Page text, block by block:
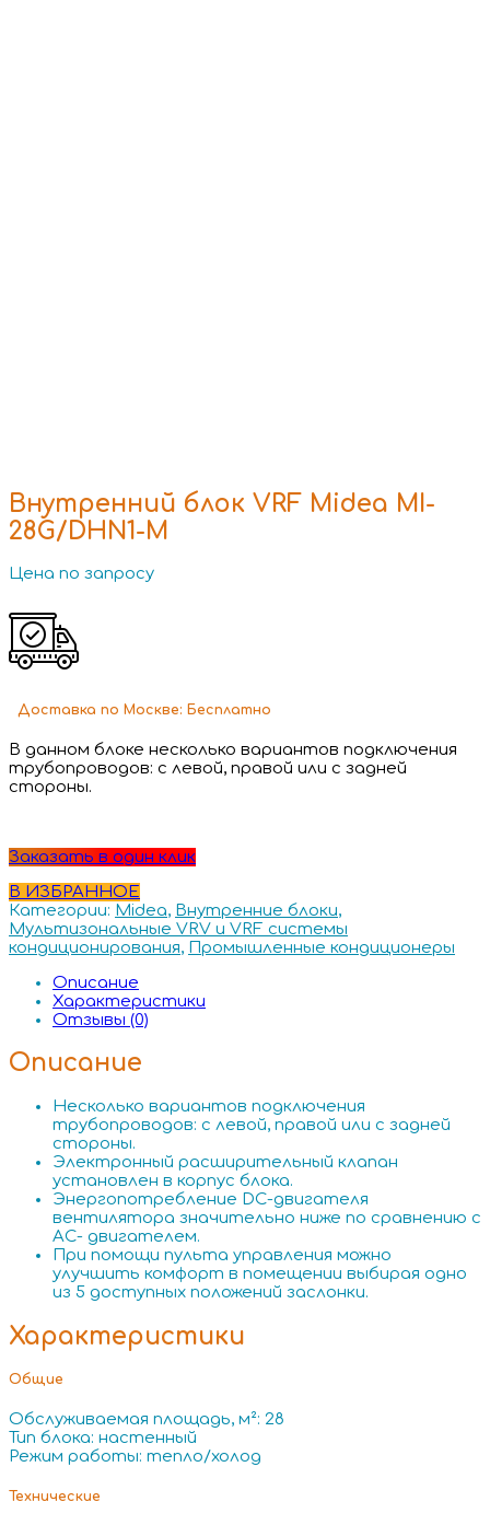
Внутренний блок VRF Midea MI-
28G/DHN1-M
Цена по запросу
Доставка по Москве: Бесплатно
В данном блоке несколько вариантов подключения
трубопроводов: с левой, правой или с задней
стороны.
Заказать в один клик
В ИЗБРАННОЕ
Категории: Midea, Внутренние блоки,
Мультизональные VRV и VRF системы
кондиционирования, Промышленные кондиционеры
Описание
Характеристики
Отзывы (0)
Описание
Несколько вариантов подключения
трубопроводов: с левой, правой или с задней
стороны.
Электронный расширительный клапан
установлен в корпус блока.
Энергопотребление DC-двигателя
вентилятора значительно ниже по срав­нению с
АС- двигателем.
При помощи пульта управления можно
улучшить комфорт в помещении выбирая одно
из 5 доступных положений заслонки.
Характеристики
Общие
Обслуживаемая площадь, м²: 28
Тип блока: настенный
Режим работы: тепло/холод
Технические